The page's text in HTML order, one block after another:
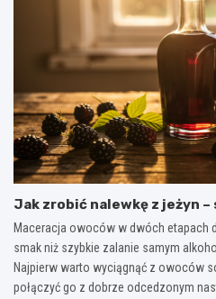
Jak zrobić nalewkę z jeżyn
Maceracja owoców w dwóch etapach
smak niż szybkie zalanie samym
Najpierw warto wyciągnąć z owoców
połączyć go z dobrze odcedzonym